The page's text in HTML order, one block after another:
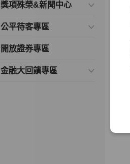
獎項殊榮&新聞中心
公平待客專區
開放證券專區
金融大回饋專區